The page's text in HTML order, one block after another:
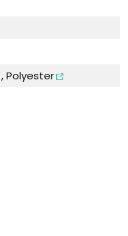
Polyester